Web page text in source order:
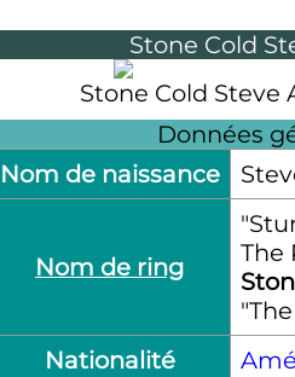
Stone Cold
Stone Cold Steve
Données
Nom de naissance
Nom de ring
The
Nationalité